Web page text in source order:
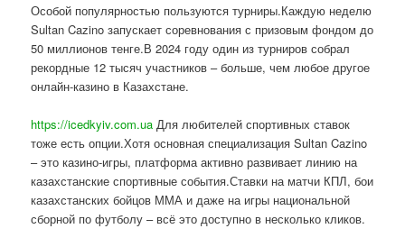
Особой популярностью пользуются турниры.Каждую неделю
Sultan Cazino запускает соревнования с призовым фондом до
50 миллионов тенге.В 2024 году один из турниров собрал
рекордные 12 тысяч участников – больше, чем любое другое
онлайн-казино в Казахстане.
https://icedkyiv.com.ua Для любителей спортивных ставок
тоже есть опции.Хотя основная специализация Sultan Cazino
– это казино-игры, платформа активно развивает линию на
казахстанские спортивные события.Ставки на матчи КПЛ, бои
казахстанских бойцов ММА и даже на игры национальной
сборной по футболу – всё это доступно в несколько кликов.